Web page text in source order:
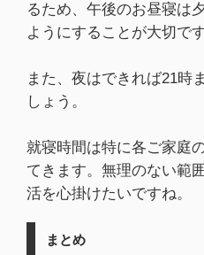
るため、午後のお昼寝は
ようにすることが大切です
また、夜はできれば21時
しょう。
就寝時間は特に各ご家庭
てきます。無理のない範
活を心掛けたいですね。
まとめ